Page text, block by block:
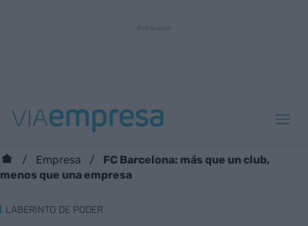
Empresa
FC Barcelona: más que un club,
menos que una empresa
LABERINTO DE PODER